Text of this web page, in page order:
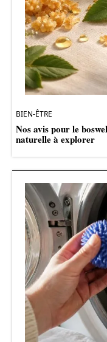
BIEN-ÊTRE
Nos avis pour le
naturelle à explorer